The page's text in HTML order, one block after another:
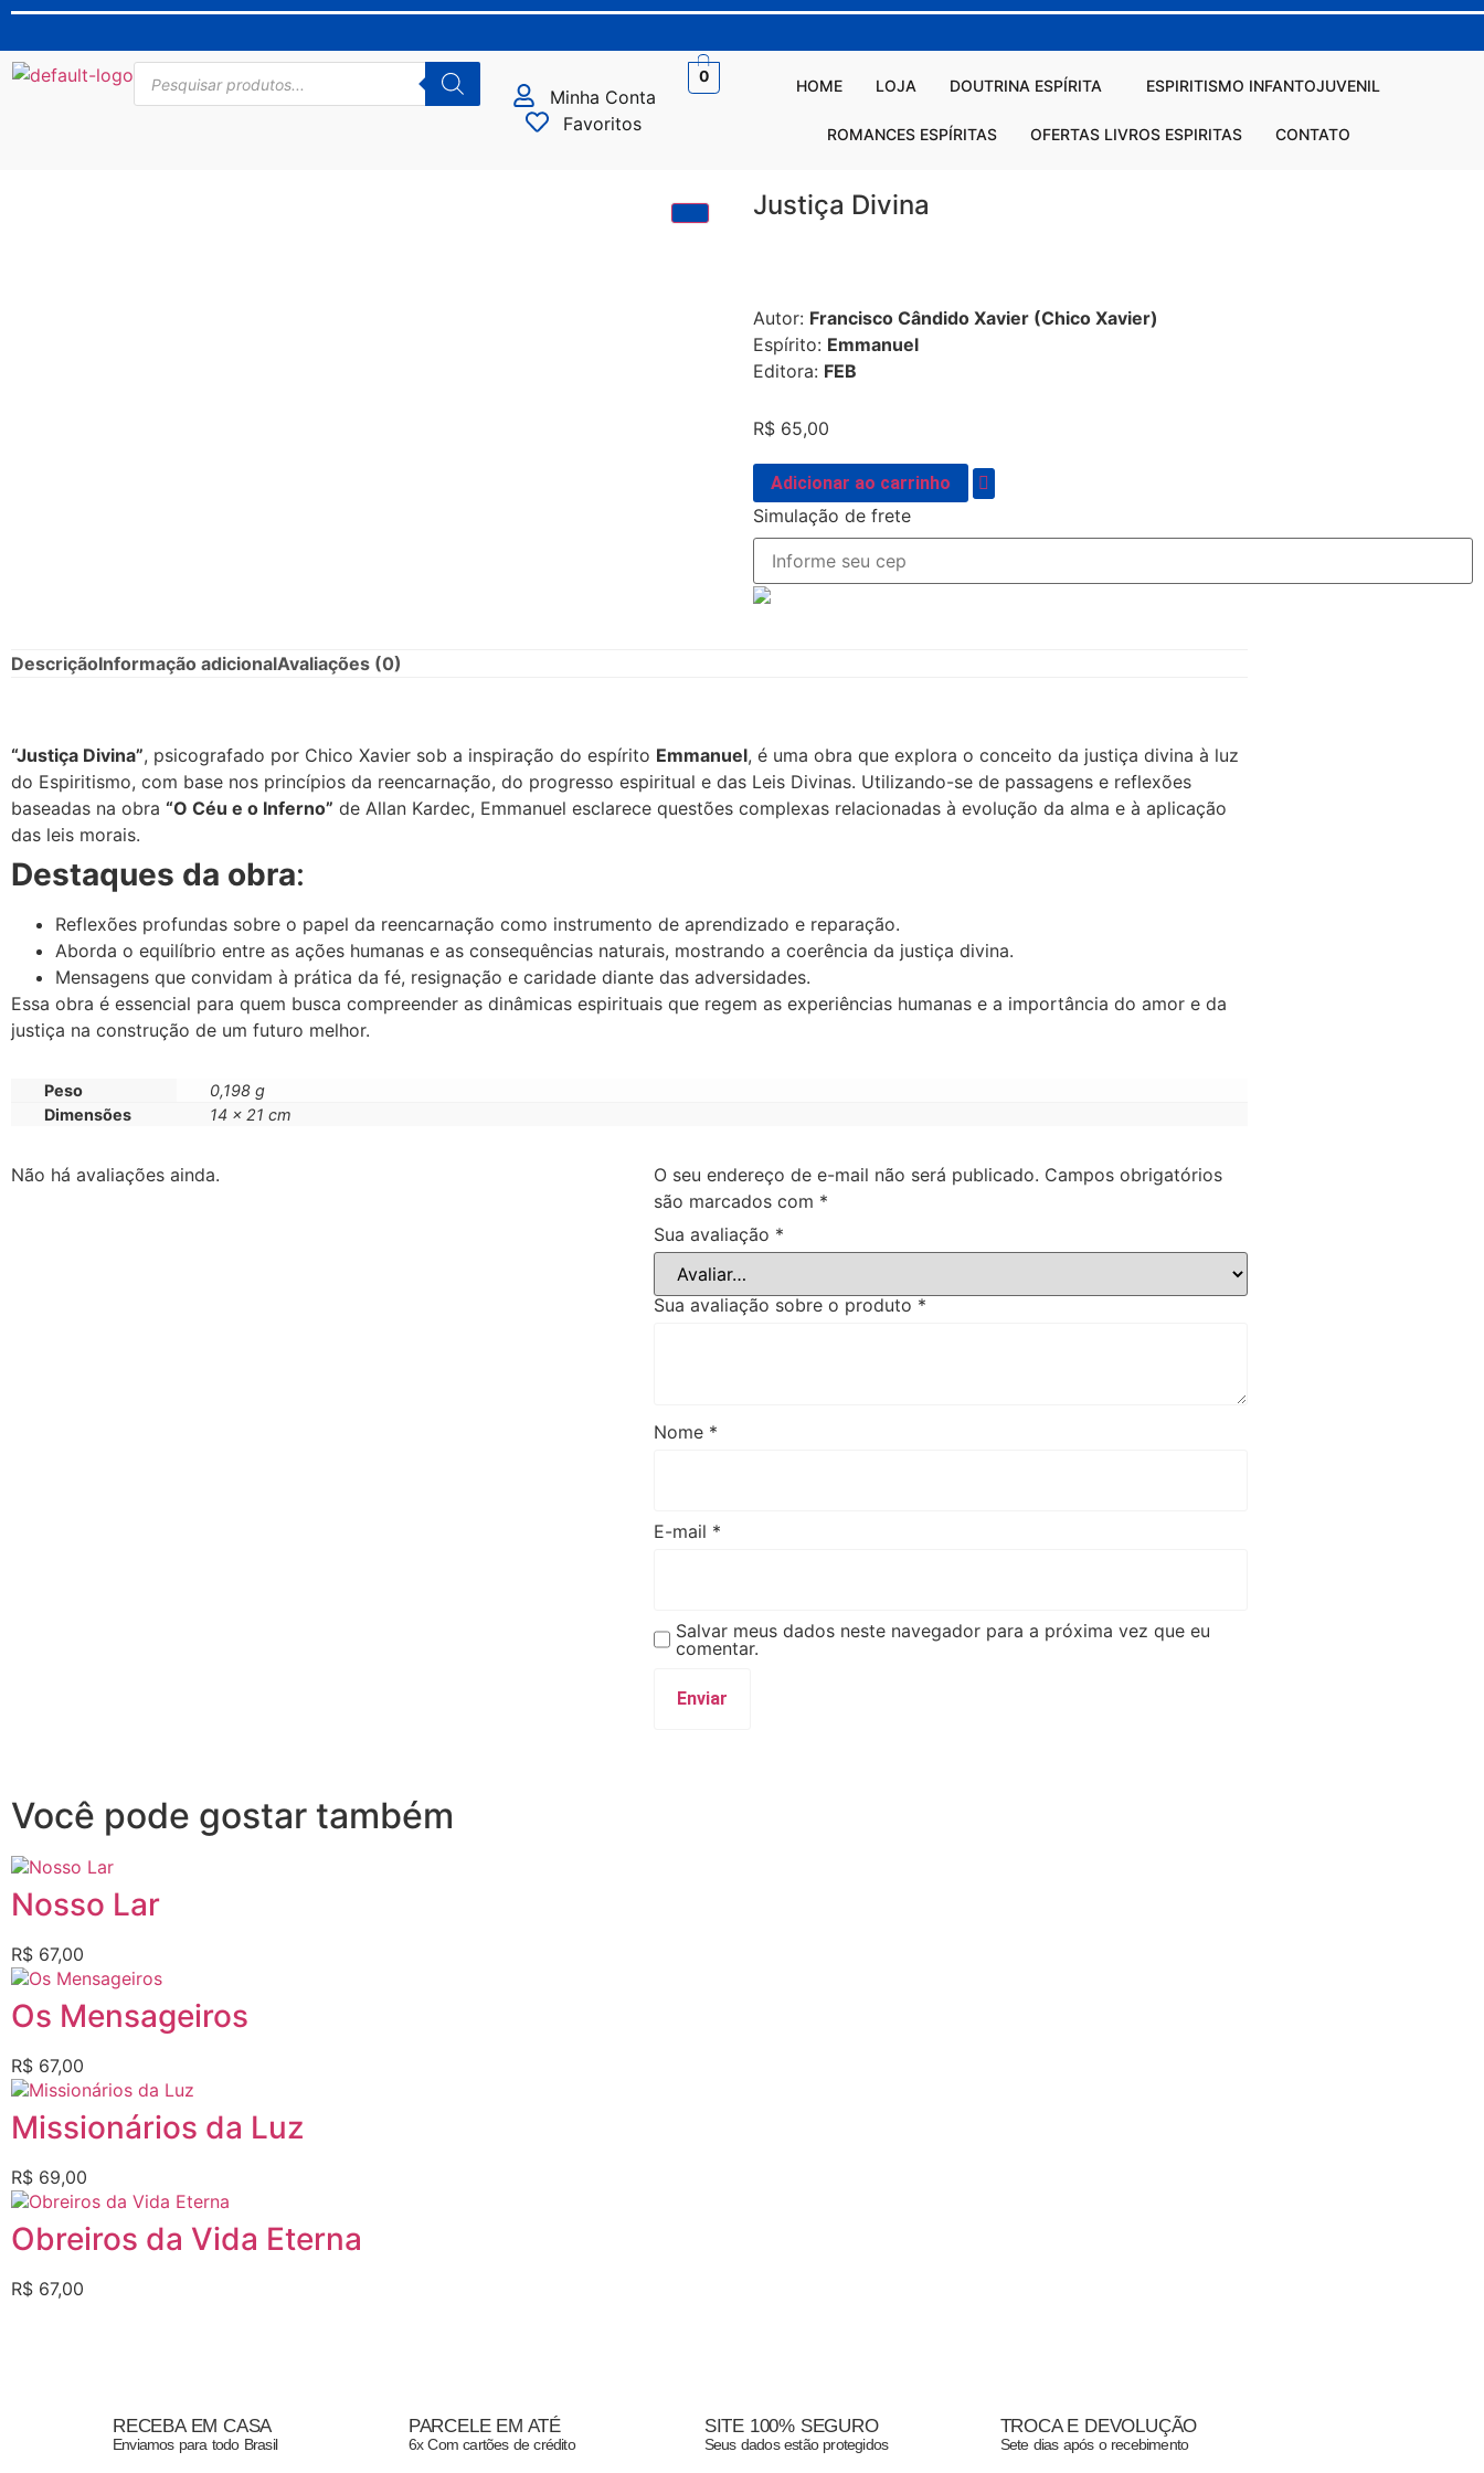
Minha Conta
Favoritos
0 HOME LOJA DOUTRINA ESPÍRITA ESPIRITISMO INFANTOJUVENIL
ROMANCES ESPÍRITAS OFERTAS LIVROS ESPIRITAS CONTATO
Justiça Divina
Autor: Francisco Cândido Xavier (Chico Xavier)
Espírito: Emmanuel
Editora: FEB
R$ 65,00
Adicionar ao carrinho
Simulação de frete
DescriçãoInformação adicionalAvaliações (0)
“Justiça Divina”, psicografado por Chico Xavier sob a inspiração do espírito Emmanuel, é uma obra que explora o conceito da justiça divina à luz
do Espiritismo, com base nos princípios da reencarnação, do progresso espiritual e das Leis Divinas. Utilizando-se de passagens e reflexões
baseadas na obra “O Céu e o Inferno” de Allan Kardec, Emmanuel esclarece questões complexas relacionadas à evolução da alma e à aplicação
das leis morais.
Destaques da obra:
Reflexões profundas sobre o papel da reencarnação como instrumento de aprendizado e reparação.
Aborda o equilíbrio entre as ações humanas e as consequências naturais, mostrando a coerência da justiça divina.
Mensagens que convidam à prática da fé, resignação e caridade diante das adversidades.
Essa obra é essencial para quem busca compreender as dinâmicas espirituais que regem as experiências humanas e a importância do amor e da
justiça na construção de um futuro melhor.
Peso
0,198 g
Dimensões
14 × 21 cm
Não há avaliações ainda. O seu endereço de e-mail não será publicado. Campos obrigatórios
são marcados com *
Sua avaliação *
Sua avaliação sobre o produto *
Nome *
E-mail *
Salvar meus dados neste navegador para a próxima vez que eu
comentar.
Você pode gostar também
Nosso Lar
R$ 67,00
Os Mensageiros
R$ 67,00
Missionários da Luz
R$ 69,00
Obreiros da Vida Eterna
R$ 67,00
RECEBA EM CASA
Enviamos para todo Brasil
PARCELE EM ATÉ
6x Com cartões de crédito
SITE 100% SEGURO
Seus dados estão protegidos
TROCA E DEVOLUÇÃO
Sete dias após o recebimento